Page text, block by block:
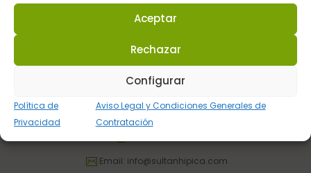
Aceptar
Rechazar
Configurar
Política de
Privacidad
Aviso Legal y Condiciones Generales de
Contratación
Sultán Hípica proporciona la información y los productos
específicos para que cada caballo tenga lo que realmente
Málaga (España.
Email: info@sultanhipica.com